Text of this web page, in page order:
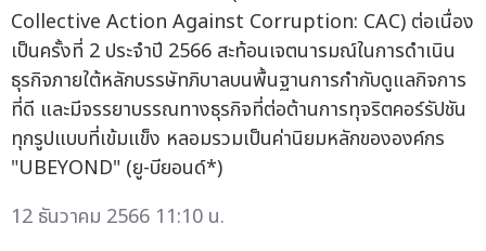
Collective Action Against Corruption: CAC) ต่อเนื่อง
เป็นครั้งที่ 2 ประจำปี 2566 สะท้อนเจตนารมณ์ในการดำเนิน
ธุรกิจภายใต้หลักบรรษัทภิบาลบนพื้นฐานการกำกับดูแลกิจการ
ที่ดี และมีจรรยาบรรณทางธุรกิจที่ต่อต้านการทุจริตคอร์รัปชัน
ทุกรูปแบบที่เข้มแข็ง หลอมรวมเป็นค่านิยมหลักขององค์กร
"UBEYOND" (ยู-บียอนด์*)
12 ธันวาคม 2566 11:10 น.